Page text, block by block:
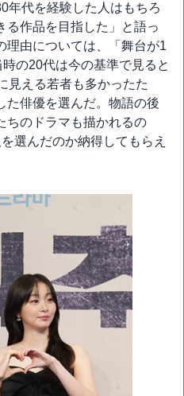
年代を経験した人はもちろ
る作品を目指した」と語っ
理由については、「舞台が1
の20代は今の基準で見ると
見える若者も多かったた
た俳優を選んだ。物語の後
ちのドラマも描かれるの
選んだのか納得してもらえ